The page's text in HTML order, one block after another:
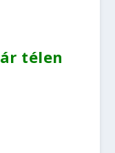
télen